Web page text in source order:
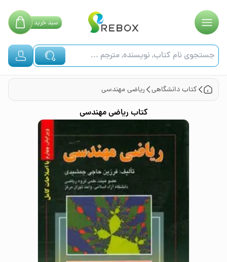
سبدخرید
کتابدانشگاهی ریاضی مهندسی
کتاب ریاضی مهندسی